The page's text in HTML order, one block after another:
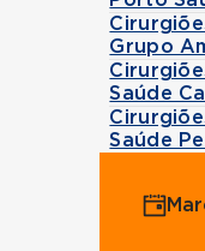
Grupo
Saúde
Saúde